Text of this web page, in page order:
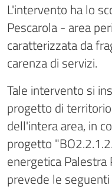
L'intervento ha lo
Pescarola - area
caratterizzata da
carenza di servizi.
Tale intervento si
progetto di
dell'intera area, in
progetto "
energetica Palestra
prevede le seguenti